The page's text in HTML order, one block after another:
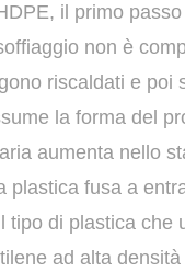
il primo
non è
riscaldati e poi
la forma del
aumenta nello
plastica fusa a
tipo di plastica che
ad alta densità